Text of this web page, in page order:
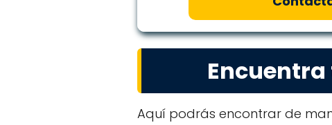
Aquí podrás encontrar de